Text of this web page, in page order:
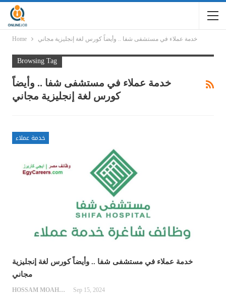
Home خدمة عملاء في مستشفى شفا .. وأيضاً كورس لغة إنجليزية مجاني
Browsing Tag
خدمة عملاء في مستشفى شفا .. وأيضاً
كورس لغة إنجليزية مجاني
خدمة عملاء
خدمة عملاء في مستشفى شفا .. وأيضاً كورس لغة إنجليزية
مجاني
HOSSAM MOAHMED Sep 15, 2024